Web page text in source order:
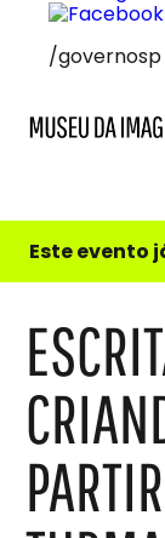
/governosp
e
do
Este evento